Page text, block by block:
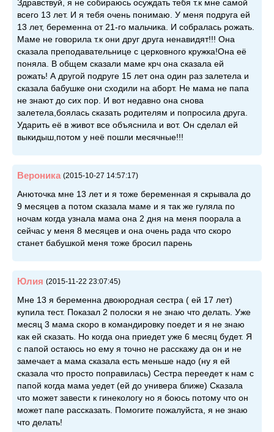
Здравствуй, я не собираюсь осуждать тебя т.к мне самой
всего 13 лет. И я тебя очень понимаю. У меня подруга ей
13 лет, беременна от 21-го мальчика. И собралась рожать.
Маме не говорила т.к они друг друга ненавидят!!! Она
сказала преподавательнице с церковного кружка!Она её
поняла. В общем сказали маме крч она сказала ей
рожать! А другой подруге 15 лет она один раз залетела и
сказала бабушке они сходили на аборт. Не мама не папа
не знают до сих пор. И вот недавно она снова
залетела,боялась сказать родителям и попросила друга.
Ударить её в живот все объяснила и вот. Он сделал ей
выкидыш,потом у неё пошли месячные!!!
Вероника (2015-10-27 14:57:17)
Анюточка мне 13 лет и я тоже беременная я скрывала до
9 месяцев а потом сказала маме и я так же гуляла по
ночам когда узнала мама она 2 дня на меня поорала а
сейчас у меня 8 месяцев и она очень рада что скоро
станет бабушкой меня тоже бросил парень
Юлия (2015-11-22 23:07:45)
Мне 13 я беременна двоюродная сестра ( ей 17 лет)
купила тест. Показал 2 полоски я не знаю что делать. Уже
месяц 3 мама скоро в командировку поедет и я не знаю
как ей сказать. Но когда она приедет уже 6 месяц будет. Я
с папой остаюсь но ему я точно не расскажу да он и не
замечает а мама сказала есть меньше надо (ну я ей
сказала что просто поправилась) Сестра переедет к нам с
папой когда мама уедет (ей до универа ближе) Сказала
что может завести к гинекологу но я боюсь потому что он
может папе рассказать. Помогите пожалуйста, я не знаю
что делать!